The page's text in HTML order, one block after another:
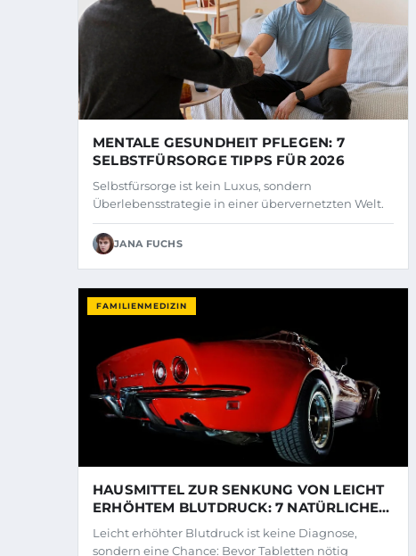
MENTALE GESUNDHEIT PFLEGEN: 7
SELBSTFÜRSORGE TIPPS FÜR 2026
Selbstfürsorge ist kein Luxus, sondern
Überlebensstrategie in einer übervernetzten Welt.
JANA FUCHS
FAMILIENMEDIZIN
HAUSMITTEL ZUR SENKUNG VON LEICHT
ERHÖHTEM BLUTDRUCK: 7 NATÜRLICHE
TIPPS
Leicht erhöhter Blutdruck ist keine Diagnose,
sondern eine Chance: Bevor Tabletten nötig